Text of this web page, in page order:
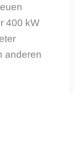
400 kW
anderen